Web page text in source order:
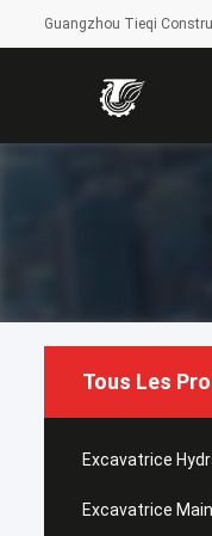
Guangzhou Tieqi
Tous Les
Excavatrice
Excavatrice